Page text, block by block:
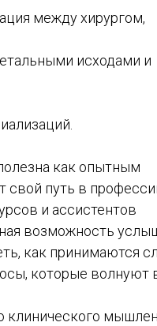
между хирургом,
исходами и
как опытным
свой путь в
и ассистентов
возможность
как принимаются
которые волнуют
клинического